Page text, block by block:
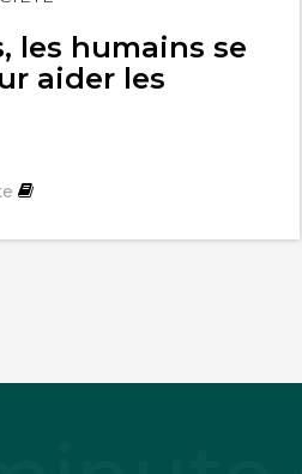
les humains se
aider les